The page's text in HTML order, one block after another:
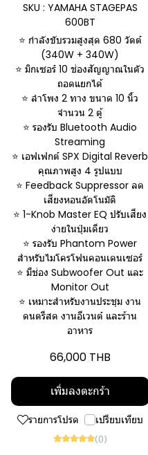
SKU : YAMAHA STAGEPAS
600BT
⭐ กำลังขับรวมสูงสุด 680 วัตต์
(340W + 340W)
⭐ มิกเซอร์ 10 ช่องสัญญาณในตัว
ถอดแยกได้
⭐ ลำโพง 2 ทาง ขนาด 10 นิ้ว
จำนวน 2 ตู้
⭐ รองรับ Bluetooth Audio
Streaming
⭐ เอฟเฟกต์ SPX Digital Reverb
คุณภาพสูง 4 รูปแบบ
⭐ Feedback Suppressor ลด
เสียงหอนอัตโนมัติ
⭐ 1-Knob Master EQ ปรับเสียง
ง่ายในปุ่มเดียว
⭐ รองรับ Phantom Power
สำหรับไมโครโฟนคอนเดนเซอร์
⭐ มีช่อง Subwoofer Out และ
Monitor Out
⭐ เหมาะสำหรับงานประชุม งาน
ดนตรีสด งานอีเวนต์ และร้าน
อาหาร
66,000 THB
เพิ่มลงตะกร้า
รายการโปรด เปรียบเทียบ
(0)